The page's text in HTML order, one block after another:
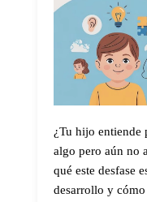
¿Tu hijo entiende
algo pero aún no
qué este desfase
desarrollo y